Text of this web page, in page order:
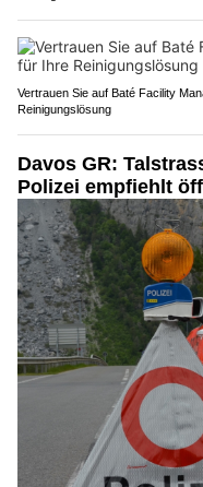
Vertrauen Sie auf Baté Facility
Reinigungslösung
Davos GR:
Polizei empfiehlt